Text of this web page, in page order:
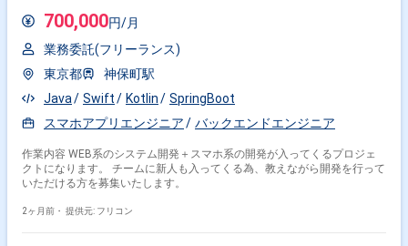
700,000円/月
業務委託(フリーランス)
東京都
神保町駅
Java
Swift Kotlin
SpringBoot
スマホアプリエンジニア
バックエンドエンジニア
作業内容 WEB系のシステム開発＋スマホ系の開発が入ってくるプロジェ
クトになります。 チームに新人も入ってくる為、教えながら開発を行って
いただける方を募集いたします。
2ヶ月前・ 提供元: フリコン